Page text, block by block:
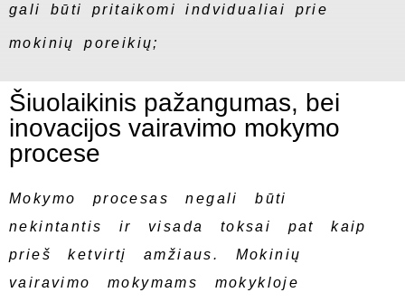
gali būti pritaikomi indvidualiai prie
mokinių poreikių;
Šiuolaikinis pažangumas, bei
inovacijos vairavimo mokymo
procese
Mokymo procesas negali būti
nekintantis ir visada toksai pat kaip
prieš ketvirtį amžiaus. Mokinių
vairavimo mokymams mokykloje